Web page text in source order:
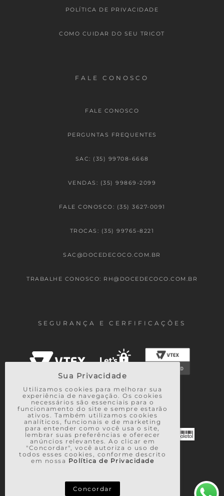
Sua Privacidade
Utilizamos cookies para melhorar sua
experiência de navegação. Os cookies
necessários são essenciais para o
funcionamento do site e sempre estarão
ativos. Também utilizamos cookies
analíticos, funcionais e de marketing
para entender como você usa o site,
lembrar suas preferências e oferecer
anúncios relevantes. Ao clicar em
"Concordar", você autoriza o uso de
todos esses cookies, conforme descrito
em nossa Política de Privacidade
Concordar
POLÍTICA DE PRIVACIDADE
COMO CUIDAR DO SEU TRICOT
FALE CONOSCO
FALE CONOSCO
PERGUNTAS FREQUENTES
SAC: (35) 99708-6668
VENDAS: (35) 99869-2099
FALE CONOSCO: (35) 3627-0091
TROCAS: (35) 99765-8221
SAC@DOCEDECOCO.COM.BR
TRABALHE CONOSCO: RH@DOCEDECOCO.COM.BR
SEGURANÇA E CERFIFICAÇÕES
FORMAS DE PAGAMENTO